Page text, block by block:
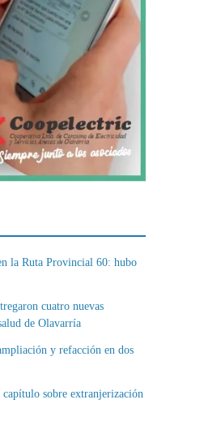
la Ruta Provincial 60: hubo
cuatro nuevas
de Olavarría
y refacción en dos
sobre extranjerización